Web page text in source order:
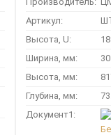
Артикул:
Высота, U:
18
Ширина, мм:
30
Высота, мм:
Глубина, мм:
Документ1: